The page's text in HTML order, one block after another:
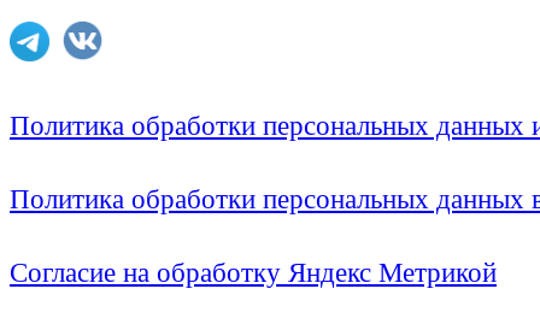
Политика обработки персональных
Политика обработки персональных
Согласие на обработку Яндекс Метрикой